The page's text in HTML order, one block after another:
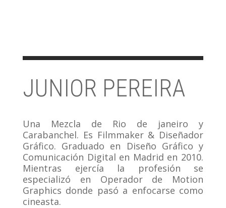
JUNIOR PEREIRA
Una Mezcla de Rio de janeiro y
Carabanchel. Es Filmmaker & Diseñador
Gráfico. Graduado en Diseño Gráfico y
Comunicación Digital en Madrid en 2010.
Mientras ejercía la profesión se
especializó en Operador de Motion
Graphics donde pasó a enfocarse como
cineasta.